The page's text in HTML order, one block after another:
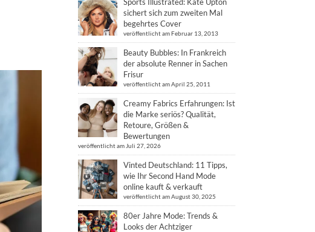
sichert sich zum zweiten Mal
begehrtes Cover
veröffentlicht am Februar 13, 2013
Beauty Bubbles: In Frankreich
der absolute Renner in Sachen
Frisur
veröffentlicht am April 25, 2011
Creamy Fabrics Erfahrungen: Ist
die Marke seriös? Qualität,
Retoure, Größen &
Bewertungen
veröffentlicht am Juli 27, 2026
Vinted Deutschland: 11 Tipps,
wie Ihr Second Hand Mode
online kauft & verkauft
veröffentlicht am August 30, 2025
80er Jahre Mode: Trends &
Looks der Achtziger